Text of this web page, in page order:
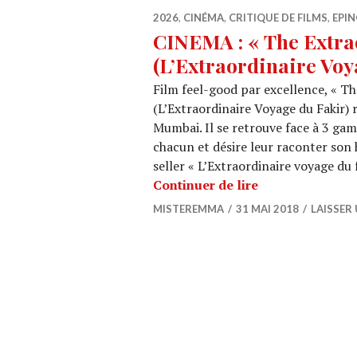
2026, CINÉMA, CRITIQUE DE FILMS,
CINEMA : « The
(L’Extraordinaire
Film feel-good par excellence, «
(L’Extraordinaire Voyage du
Mumbai. Il se retrouve face à 3
chacun et désire leur raconter
seller « L’Extraordinaire voyage
Continuer de lireCINEMA : «
MISTEREMMA 31 MAI 2018